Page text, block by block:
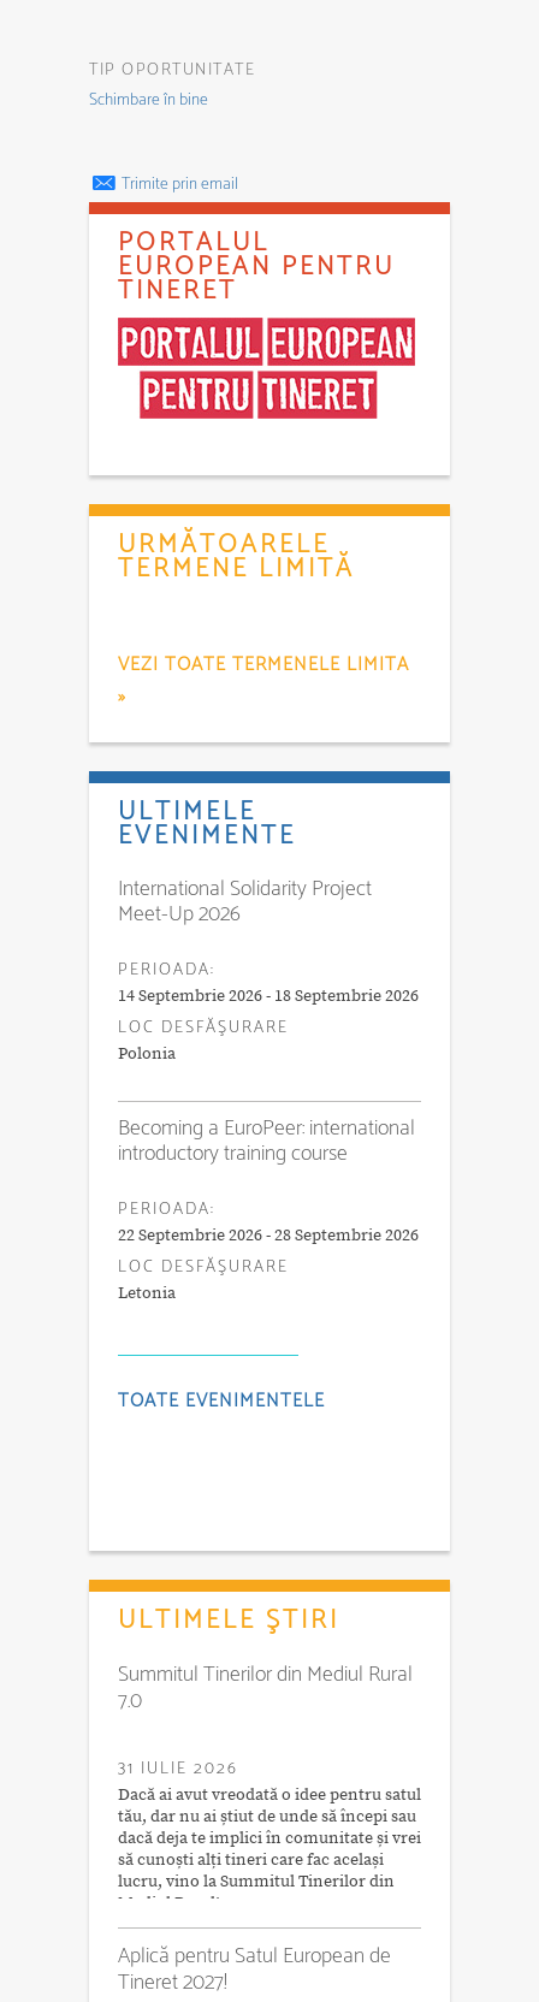
TIP OPORTUNITATE
Schimbare în bine
Trimite prin email
PORTALUL
EUROPEAN PENTRU
TINERET
URMĂTOARELE
TERMENE LIMITĂ
VEZI TOATE TERMENELE LIMITA
»
ULTIMELE
EVENIMENTE
International Solidarity Project
Meet-Up 2026
PERIOADA:
14 Septembrie 2026 - 18 Septembrie 2026
LOC DESFĂŞURARE
Polonia
Becoming a EuroPeer: international
introductory training course
PERIOADA:
22 Septembrie 2026 - 28 Septembrie 2026
LOC DESFĂŞURARE
Letonia
TOATE EVENIMENTELE
ULTIMELE ŞTIRI
Summitul Tinerilor din Mediul Rural
7.0
31 IULIE 2026
Dacă ai avut vreodată o idee pentru satul
tău, dar nu ai știut de unde să începi sau
dacă deja te implici în comunitate și vrei
să cunoști alți tineri care fac același
lucru, vino la Summitul Tinerilor din
Mediul Rural!
Aplică pentru Satul European de
Tineret 2027!